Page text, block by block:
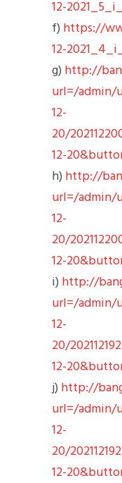
12-
f) https://
12-
g) http://
url=/admin/
12-
20/
12-
h) http://
url=/admin/
12-
20/
12-
i) http://
url=/admin/
12-
20/
12-
j) http://
url=/admin/
12-
20/
12-